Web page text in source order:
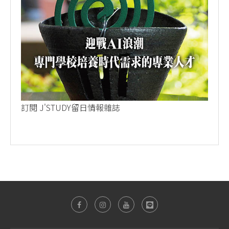
訂閱 J'STUDY留日情報雜誌